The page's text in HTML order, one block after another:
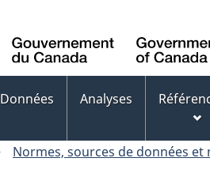
Données Analyses
Normes, sources de données et